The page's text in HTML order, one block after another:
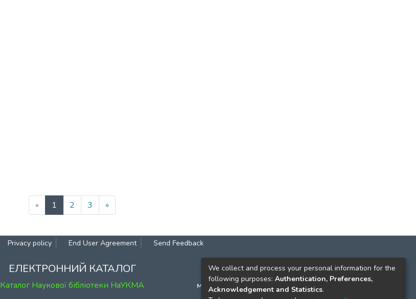
« 1 (current)
2 3 »
Privacy policy End User Agreement Send Feedback
ЕЛЕКТРОННИЙ КАТАЛОГ
Каталог Наукової бібліотеки НаУКМА
КОНТАКТИ
м. Київ, вул. Григорія Сковороди, 2
We collect and process your personal information for the
following purposes: Authentication, Preferences,
Acknowledgement and Statistics.